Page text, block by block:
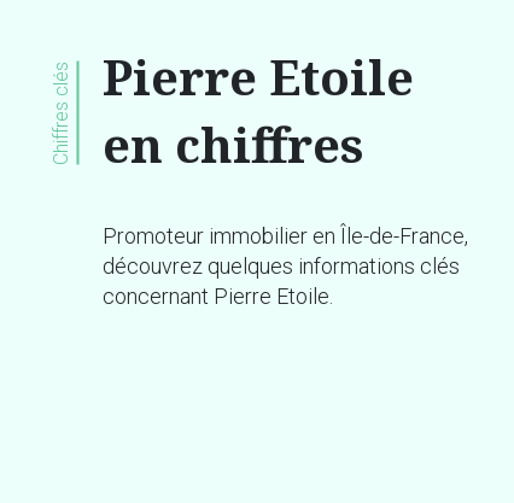
Chiffres clés Pierre Etoile
en chiffres
Promoteur immobilier en Île-de-France,
découvrez quelques informations clés
concernant Pierre Etoile.